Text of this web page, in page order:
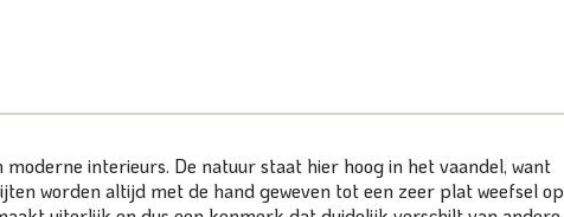
interieurs. De natuur staat hier hoog in het vaandel, want
worden altijd met de hand geweven tot een zeer plat weefsel op